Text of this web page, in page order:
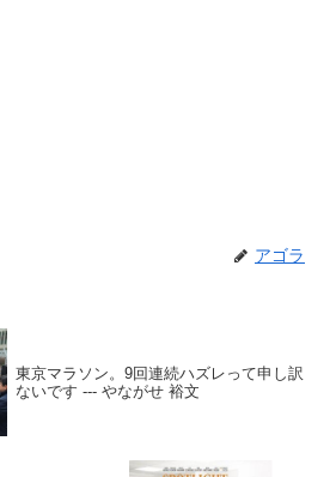
アゴラ
東京マラソン。9回連続ハズレって申し訳
ないです --- やながせ 裕文